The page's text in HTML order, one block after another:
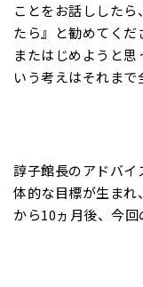
ことをお話しした
たら』と勧めてく
またはじめようと
いう考えはそれま
諄子館長のアドバ
体的な目標が生ま
から10ヵ月後、今回